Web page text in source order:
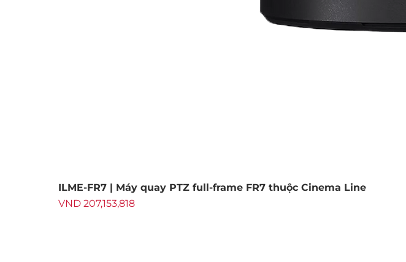
ILME-FR7 | Máy quay PTZ full-frame FR7 thuộc Cinema Line
Price
VND 207,153,818